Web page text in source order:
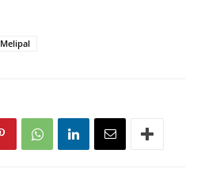
Melipal